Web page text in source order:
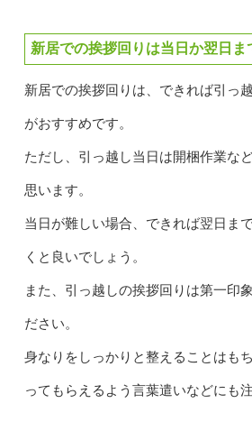
新居での挨拶回りは当日か翌日ま
新居での挨拶回りは、できれば引っ
がおすすめです。
ただし、引っ越し当日は開梱作業な
思います。
当日が難しい場合、できれば翌日ま
くと良いでしょう。
また、引っ越しの挨拶回りは第一印
ださい。
身なりをしっかりと整えることはも
ってもらえるよう言葉遣いなどにも